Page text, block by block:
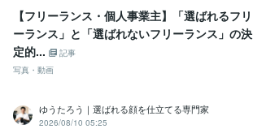
【フリーランス・個人事業主】「選ばれるフリ
ーランス」と「選ばれないフリーランス」の決
定的...
記事
写真・動画
ゆうたろう｜選ばれる顔を仕立てる専門家
2026/08/10 05:25